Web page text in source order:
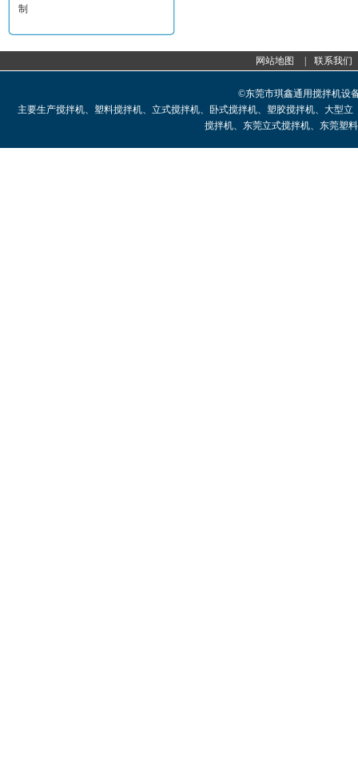
制
网站地图 联系我们
©东莞市琪鑫通用搅拌机设
主要生产搅拌机、塑料搅拌机、立式搅拌机、卧式搅拌机、塑胶搅拌机、大型
搅拌机、东莞立式搅拌机、东莞塑